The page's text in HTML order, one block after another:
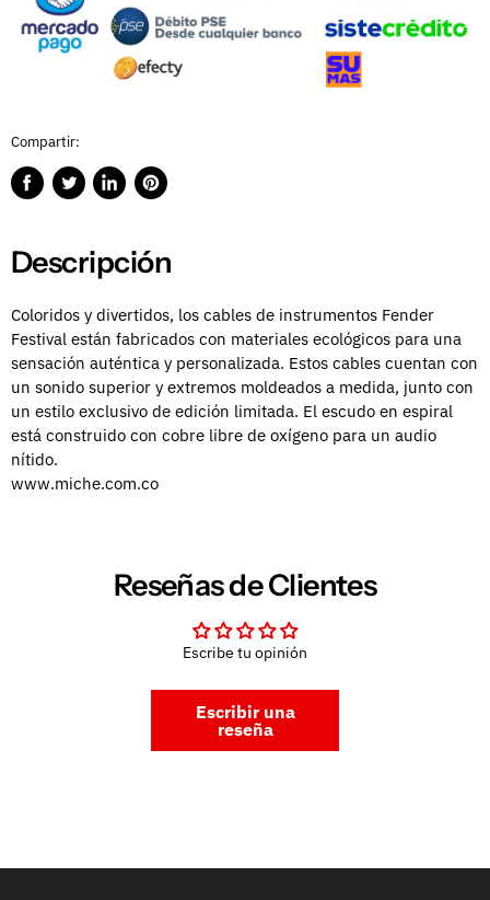
Compartir:
CompartirPublicarCompartirGuardar
Descripción
Coloridos y divertidos, los cables de instrumentos Fender
Festival están fabricados con materiales ecológicos para una
sensación auténtica y personalizada. Estos cables cuentan con
un sonido superior y extremos moldeados a medida, junto con
un estilo exclusivo de edición limitada. El escudo en espiral
está construido con cobre libre de oxígeno para un audio
nítido.
www.miche.com.co
Reseñas de Clientes
Escribe tu opinión
Escribir una
reseña